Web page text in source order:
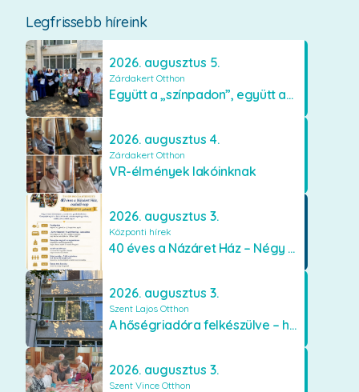
Legfrissebb híreink
2026. augusztus 5.
Zárdakert Otthon
Együtt a „színpadon”, együtt az élményekért 🎭✨
2026. augusztus 4.
Zárdakert Otthon
VR-élmények lakóinknak
2026. augusztus 3.
Központi hírek
40 éves a Názáret Ház – Négy évtized szeretetben és gondoskodásban
2026. augusztus 3.
Szent Lajos Otthon
A hőségriadóra felkészülve – hűsítő fejlesztések a Szent Lajos Otthonban
2026. augusztus 3.
Szent Vince Otthon